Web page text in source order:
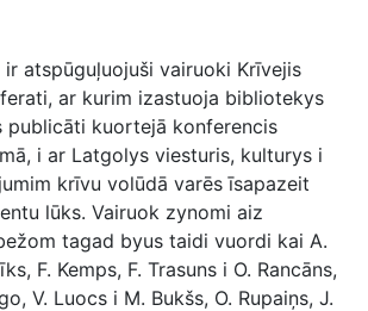
atspūguļuojuši vairuoki Krīvejis
ar kurim izastuoja bibliotekys
publicāti kuortejā konferencis
i ar Latgolys viesturis, kulturys i
krīvu volūdā varēs īsapazeit
lūks. Vairuok zynomi aiz
tagad byus taidi vuordi kai A.
F. Kemps, F. Trasuns i O. Rancāns,
V. Luocs i M. Bukšs, O. Rupaiņs, J.